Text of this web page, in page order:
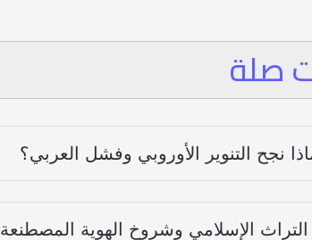
صلة
نجح التنوير الأوروبي وفشل العربي؟
التراث الإسلامي وشروخ الهوية المصطنعة